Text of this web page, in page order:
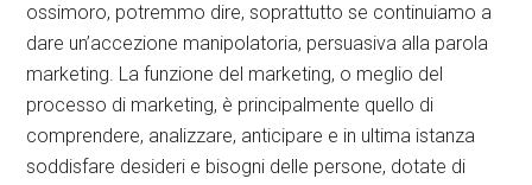
ossimoro, potremmo dire, soprattutto se continuiamo a
dare un’accezione manipolatoria, persuasiva alla parola
marketing. La funzione del marketing, o meglio del
processo di marketing, è principalmente quello di
comprendere, analizzare, anticipare e in ultima istanza
soddisfare desideri e bisogni delle persone, dotate di